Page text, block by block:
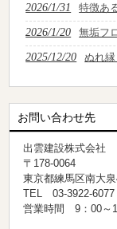
2026/1/31 特徴あ
2026/1/20 無垢フ
2025/12/20 ぬれ縁
お問い合わせ先
出雲建設株式会社
〒178-0064
東京都練馬区南大
TEL 03-3922-6077
営業時間 9：00～